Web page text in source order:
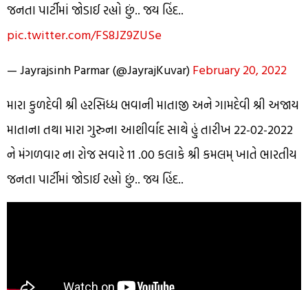
જનતા પાર્ટીમાં જોડાઈ રહ્યો છું.. જય હિંદ..
pic.twitter.com/FS8JZ9ZUSe
— Jayrajsinh Parmar (@JayrajKuvar)February 20, 2022
મારા કુળદેવી શ્રી હરસિધ્ધ ભવાની માતાજી અને ગામદેવી શ્રી અજાય
માતાના તથા મારા ગુરુના આશીર્વાદ સાથે હું તારીખ 22-02-2022
ને મંગળવાર ના રોજ સવારે 11 .00 કલાકે શ્રી કમલમ્ ખાતે ભારતીય
જનતા પાર્ટીમાં જોડાઈ રહ્યો છું.. જય હિંદ..